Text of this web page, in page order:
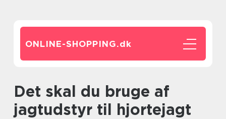
ONLINE-SHOPPING.dk
Det skal du bruge af
jagtudstyr til hjortejagt